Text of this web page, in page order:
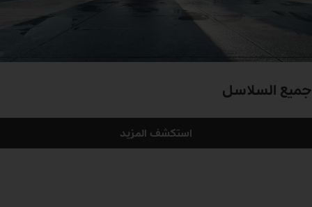
جميع السلاسل
استكشف المزيد